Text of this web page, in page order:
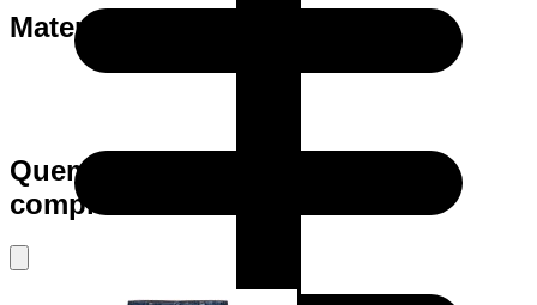
Materia Prima
Quem viu este produto também
comprou